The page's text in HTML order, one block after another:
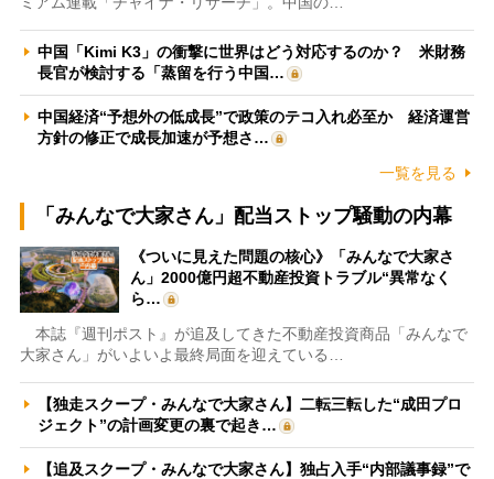
中国「Kimi K3」の衝撃に世界はどう対応するのか？ 米財務
長官が検討する「蒸留を行う中国…
中国経済“予想外の低成長”で政策のテコ入れ必至か 経済運営
方針の修正で成長加速が予想さ…
一覧を見る
「みんなで大家さん」配当ストップ騒動の内幕
《ついに見えた問題の核心》「みんなで大家さ
ん」2000億円超不動産投資トラブル“異常なく
ら…
本誌『週刊ポスト』が追及してきた不動産投資商品「みんなで
大家さん」がいよいよ最終局面を迎えている…
【独走スクープ・みんなで大家さん】二転三転した“成田プロ
ジェクト”の計画変更の裏で起き…
【追及スクープ・みんなで大家さん】独占入手“内部議事録”で